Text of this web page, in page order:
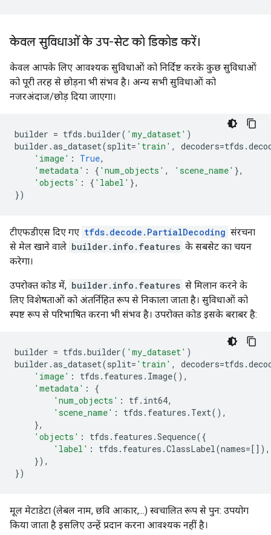
केवल सुविधाओं के उप-सेट को डिकोड करें।
केवल आपके लिए आवश्यक सुविधाओं को निर्दिष्ट करके कुछ सुविधाओं
को पूरी तरह से छोड़ना भी संभव है। अन्य सभी सुविधाओं को
नजरअंदाज/छोड़ दिया जाएगा।
builder = tfds .builder( 'my_dataset' )
builder .as_dataset(split= 'train' , decoders=tfds .
'image' : True,
'metadata' : { 'num_objects' , 'scene_name' },
'objects' : { 'label' },
})
टीएफडीएस दिए गए tfds.decode.PartialDecoding संरचना
से मेल खाने वाले builder.info.features के सबसेट का चयन
करेगा।
उपरोक्त कोड में, builder.info.features से मिलान करने के
लिए विशेषताओं को अंतर्निहित रूप से निकाला जाता है। सुविधाओं को
स्पष्ट रूप से परिभाषित करना भी संभव है। उपरोक्त कोड इसके बराबर है:
builder = tfds .builder( 'my_dataset' )
builder .as_dataset(split= 'train' , decoders=tfds .
'image' : tfds . features . Image(),
'metadata' :
{
'num_objects' : tf. int64,
'scene_name' : tfds . features . Text(),
},
'objects' : tfds . features .Sequence({
'label' : tfds . features .ClassLabel(names=[]),
}),
})
मूल मेटाडेटा (लेबल नाम, छवि आकार,...) स्वचालित रूप से पुन: उपयोग
किया जाता है इसलिए उन्हें प्रदान करना आवश्यक नहीं है।